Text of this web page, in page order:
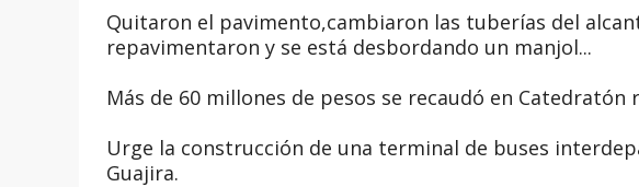
Quitaron el pavimento,cambiaron las tuberías del
repavimentaron y se está desbordando un manjol...
Más de 60 millones de pesos se recaudó en Catedratón
Urge la construcción de una terminal de buses
Guajira.